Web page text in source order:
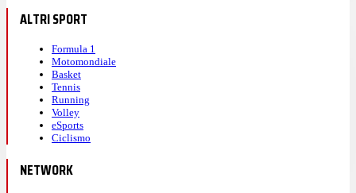
ALTRI SPORT
Formula 1
Motomondiale
Basket
Tennis
Running
Volley
eSports
Ciclismo
NETWORK